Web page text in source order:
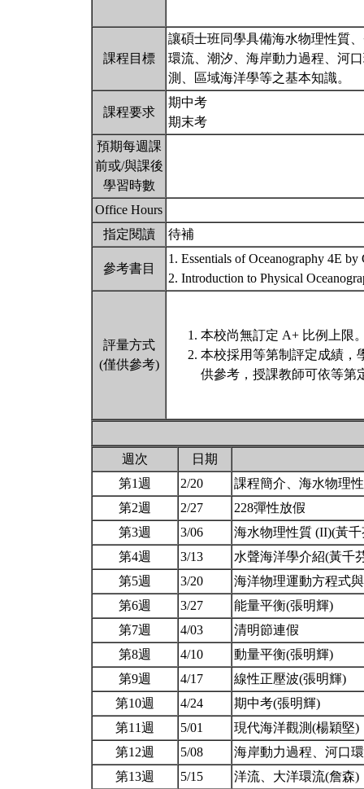
課程目標
讓碩士班同學具備海水物理性質
環流、潮汐、海岸動力過程、河
測、區域海洋學等之基本知識。
課程要求
期中考
期末考
預期每週課
前或/與課後
學習時數
Office Hours
指定閱讀
待補
參考書目
1. Essentials of Oceanography 4E by
2. Introduction to Physical
評量方式
(僅供參考)
本校尚無訂定 A+ 比例上限
本校採用等第制評定成績，
供參考，授課教師可依等第
週次
日期
第1週
2/20
課程簡介、海水物理
第2週
2/27
228彈性放假
第3週
3/06
海水物理性質 (II)(黃
第4週
3/13
水聲海洋學介紹(黃千
第5週
3/20
海洋物理運動方程式
第6週
3/27
能量平衡(張明輝)
第7週
4/03
清明節連假
第8週
4/10
動量平衡(張明輝)
第9週
4/17
線性正壓波(張明輝)
第10週
4/24
期中考(張明輝)
第11週
5/01
現代海洋觀測(楊穎堅)
第12週
5/08
海岸動力過程、河口
第13週
5/15 洋流、大洋環流(詹森)